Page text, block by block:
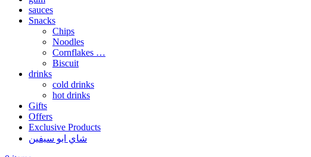
sauces
Snacks
Chips
Noodles
Cornflakes …
Biscuit
drinks
cold drinks
hot drinks
Gifts
Offers
Exclusive Products
شاي ابو سيفين